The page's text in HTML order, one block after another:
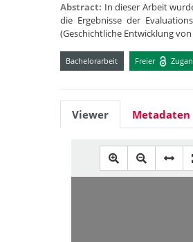
Abstract: In dieser Arbeit
die Ergebnisse der
(Geschichtliche Entwicklung
Bachelorarbeit Freier
Viewer Metadaten